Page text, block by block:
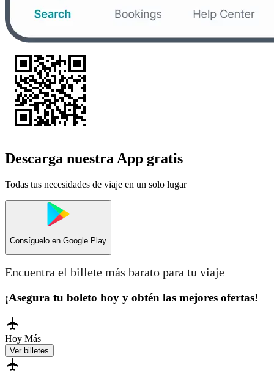
Descarga nuestra App gratis
Todas tus necesidades de viaje en un solo lugar
Consíguelo en Google Play
Encuentra el billete más barato para tu viaje
¡Asegura tu boleto hoy y obtén las mejores ofertas!
Hoy Más
Ver billetes